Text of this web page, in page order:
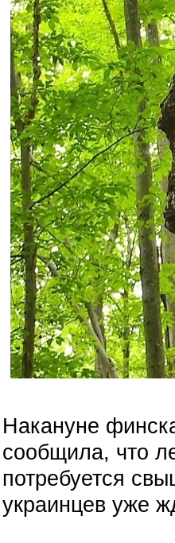
Накануне
сообщила, что
потребуется
украинцев уже